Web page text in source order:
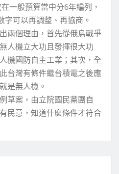
一般預算當中分6年編列，
可以再調整、再協商。
兩個理由，首先從俄烏戰爭
人機立大功且發揮很大功
機國防自主工業；其次，全
台灣有條件繼台積電之後應
是無人機。
草案，由立院國民黨團自
民意，知道什麼條件才符合